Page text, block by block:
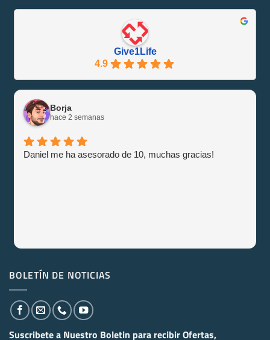
Give1Life!
Información
Give1Life
4.9
Borja
hace 2 semanas
Daniel me ha asesorado de 10, muchas gracias!
BOLETÍN DE NOTICIAS
Suscribete a Nuestro Boletin para recibirOfertas,